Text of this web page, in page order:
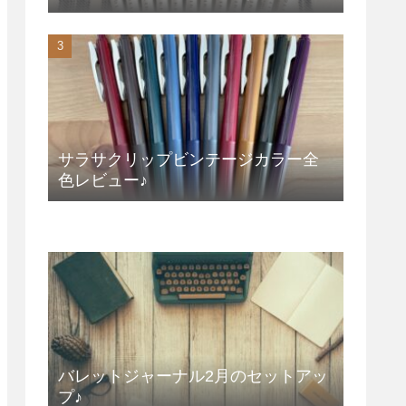
サラサクリップビンテージカラー全
色レビュー♪
バレットジャーナル2月のセットアッ
プ♪